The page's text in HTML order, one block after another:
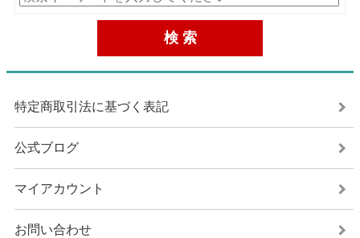
特定商取引法に基づく表記
公式ブログ
マイアカウント
お問い合わせ